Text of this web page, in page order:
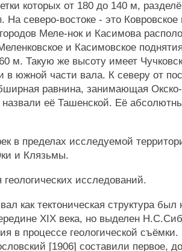
которых от 180 до 140 м,
северо-востоке - это
Меле-нок и Касимова
и Касимовское
м. Такую же высоту имеет
в южной части вала. К северу от
равнина, занимающая
её Ташенской. Её
в пределах исследуемой
и Клязьмы.
исследований.
как тектоническая структура был
XIX века, но выделен
в процессе геологической
[1906] составили первое,